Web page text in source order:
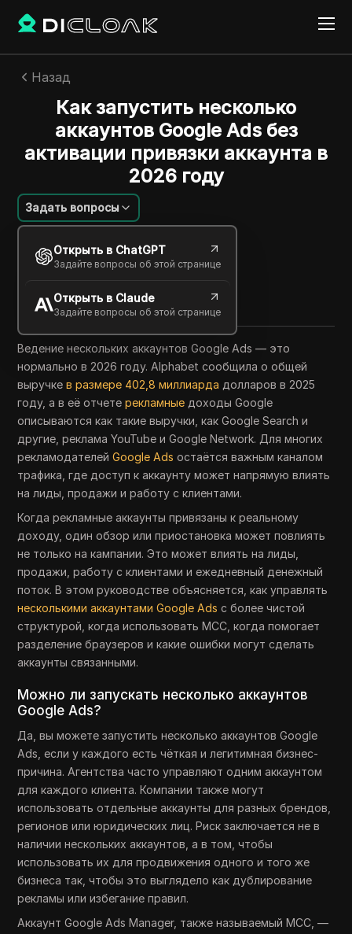
Назад
Как запустить несколько
аккаунтов Google Ads без
активации привязки аккаунта в
2026 году
Задать вопросы
Открыть в ChatGPT
Задайте вопросы об этой странице
Открыть в Claude
Задайте вопросы об этой странице
João Silva
18 июня 2026 6 минут
Copy Link
Ведение нескольких аккаунтов Google Ads — это
нормально в 2026 году. Alphabet сообщила о общей
выручкев размере 402,8 миллиарда долларов в 2025
году, а в её отчетерекламные доходы Google
описываются как такие выручки, как Google Search и
другие, реклама YouTube и Google Network. Для многих
рекламодателейGoogle Ads остаётся важным каналом
трафика, где доступ к аккаунту может напрямую влиять
на лиды, продажи и работу с клиентами.
Когда рекламные аккаунты привязаны к реальному
доходу, один обзор или приостановка может повлиять
не только на кампании. Это может влиять на лиды,
продажи, работу с клиентами и ежедневный денежный
поток. В этом руководстве объясняется, как управлять
несколькими аккаунтами Google Ads с более чистой
структурой, когда использовать MCC, когда помогает
разделение браузеров и какие ошибки могут сделать
аккаунты связанными.
Можно ли запускать несколько аккаунтов
Google Ads?
Да, вы можете запустить несколько аккаунтов Google
Ads, если у каждого есть чёткая и легитимная бизнес-
причина. Агентства часто управляют одним аккаунтом
для каждого клиента. Компании также могут
использовать отдельные аккаунты для разных брендов,
регионов или юридических лиц. Риск заключается не в
наличии нескольких аккаунтов, а в том, чтобы
использовать их для продвижения одного и того же
бизнеса так, чтобы это выглядело как дублирование
рекламы или избегание правил.
Аккаунт Google Ads Manager, также называемый MCC, —